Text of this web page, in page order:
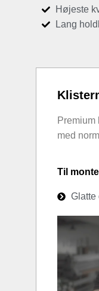
Højeste
Lang
Premium
med
Til
Glatte